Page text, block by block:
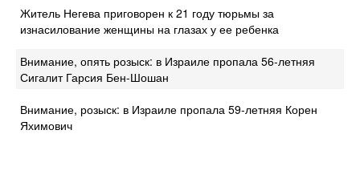
Житель Негева приговорен к 21 году тюрьмы за
изнасилование женщины на глазах у ее ребенка
Внимание, опять розыск: в Израиле пропала 56-летняя
Сигалит Гарсия Бен-Шошан
Внимание, розыск: в Израиле пропала 59-летняя Корен
Яхимович